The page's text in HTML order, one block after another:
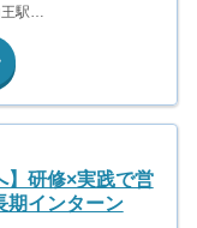
六本木一丁目より徒歩5分（南北線） 溜池山王駅より徒歩10分（銀座線） 六本木駅より徒歩12分（日比谷線）
】研修×実践で営
期インターン